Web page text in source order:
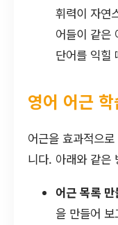
휘력이 자연
어들이 같은
단어를 익힐
영어 어근
어근을 효과적으
니다. 아래와 같은
어근 목록
을 만들어